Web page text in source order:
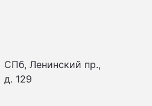
СПб, Ленинский пр.,
д. 129